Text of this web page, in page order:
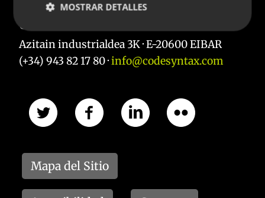
Mapa del Sitio
Contacto
Azitain industrialdea 3K · E-20600 EIBAR
(+34) 943 82 17 80 ·info@codesyntax.com
MOSTRAR DETALLES
Cookies estrictamente necesarias
Cookies de funcionalidad
Las cookies estrictamente necesarias permiten la
web no se puede utilizar correctamente sin las
cookies estrictamente necesarias.